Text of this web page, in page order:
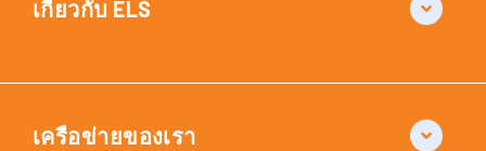
เกี่ยวกับ ELS
เครือข่ายของเรา